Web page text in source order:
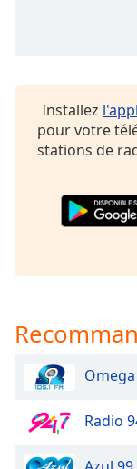
cancel
Text
Color
Opacity
Installez
pour votre
stations de
Omega
Radio